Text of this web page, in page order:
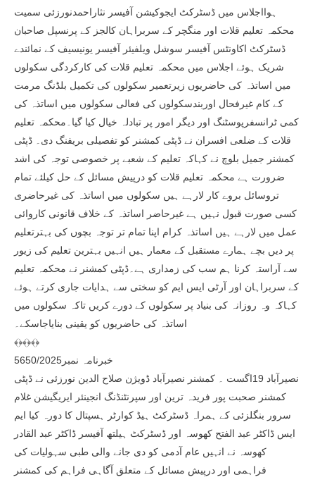
ہوااجلاس میں ڈسٹرکٹ ایجوکیشن آفیسر نثاراحمدنورزئی سمیت
محکمہ تعلیم قلات اور منگچر کے سربراہان کالجز کے پرنسپل صاحبان
ڈسٹرکٹ اکاونٹس آفیسر سوشل ویلفیئر آفیسر یونیسیف کے نمائندے
شریک ہوئے اجلاس میں محکمہ تعلیم قلات کی کارکردگی سکولوں
میں اساتذہ کی حاضریوں زیرتعمیر سکولوں کی تکمیل بلڈنگ مرمت
کے کام غیرفحال اوربندسکولوں کی فعالی سکولوں میں اساتذہ کی
کمی ٹرانسفرپوسٹنگ اور دیگر امور پر تبادلہ خیال کیا گیا۔محکمہ تعلیم
قلات کے ضلعی افسران نے ڈپٹی کمشنر کو تفصیلی بریفنگ دی۔ ڈپٹی
کمشنر جمیل بلوچ نے کہاکہ تعلیم کے شعبے پر خصوصی توجہ کی اشد
ضرورت ہے محکمہ تعلیم قلات کو درپیش مسائل کے حل کیلئے تمام
تروسائل بروے کار لارہے ہیں سکولوں میں اساتذہ کی غیرحاضری
کسی صورت قبول نہیں ہے غیرحاضر اساتذہ کے خلاف قانونی کاروائی
عمل میں لارہے ہیں اساتذہ کرام اپنا تمام تر توجہ بچوں کی بہترتعلیم
پر دیں بچے ہمارے مستقبل کے معمار ہیں انہیں بہترین تعلیم کی زیور
سے آراستہ کرنا ہم سب کی زمداری ہے۔ڈپٹی کمشنر نے محکمہ تعلیم
کے سربراہان اور آرٹی ایس ایم کو سختی سے ہدایات جاری کرتے ہوئے
کہاکہ وہ روزانہ کی بنیاد پر سکولوں کے دورے کریں تاکہ سکولوں میں
اساتذہ کی حاضریوں کو یقینی بنایاجاسکے۔
﴾﴿﴾﴿﴾﴿
خبرنامہ نمبر5650/2025
نصیرآباد 19اگست ۔ کمشنر نصیرآباد ڈویژن صلاح الدین نورزئی نے ڈپٹی
کمشنر صحبت پور فریدہ ترین اور سپرنٹنڈنگ انجینئر ایریگیشن غلام
سرور بنگلزئی کے ہمراہ ڈسٹرکٹ ہیڈ کوارٹر ہسپتال کا دورہ کیا ایم
ایس ڈاکٹر عبد الفتح کھوسہ اور ڈسٹرکٹ ہیلتھ آفیسر ڈاکٹر عبد القادر
کھوسہ نے انہیں عام آدمی کو دی جانے والی طبی سہولیات کی
فراہمی اور درپیش مسائل کے متعلق آگاہی فراہم کی کمشنر